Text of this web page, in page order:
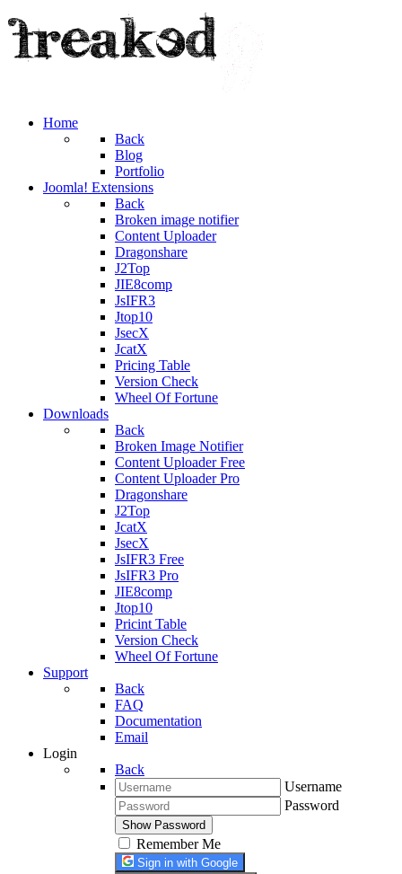
Home
Back
Blog
Portfolio
Joomla! Extensions
Back
Broken image notifier
Content Uploader
Dragonshare
J2Top
JIE8comp
JsIFR3
Jtop10
JsecX
JcatX
Pricing Table
Version Check
Wheel Of Fortune
Downloads
Back
Broken Image Notifier
Content Uploader Free
Content Uploader Pro
Dragonshare
J2Top
JcatX
JsecX
JsIFR3 Free
JsIFR3 Pro
JIE8comp
Jtop10
Pricint Table
Version Check
Wheel Of Fortune
Support
Back
FAQ
Documentation
Email
Login
Back
Username
Password
Show Password
Remember Me
Sign in with Google